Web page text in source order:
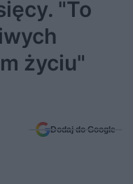
"To
życiu"
Dodaj do Google